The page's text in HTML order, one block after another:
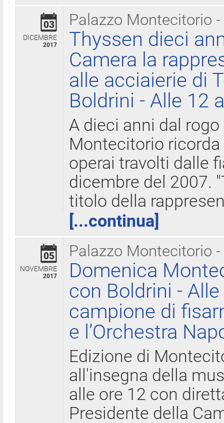
Palazzo Montecitorio
03
DICEMBRE
2017
Thyssen dieci
Camera la
alle acciaierie di
Boldrini - Alle 12
A dieci anni dal
Montecitorio
operai travolti dalle
dicembre del 2007.
titolo della
[...continua]
Palazzo Montecitorio
05
NOVEMBRE
2017
Domenica
con Boldrini -
campione di
e l’Orchestra
Edizione di
all'insegna della
alle ore 12 con
Presidente della